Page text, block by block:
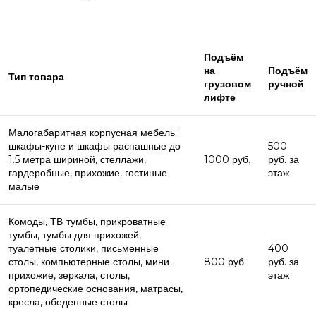
Тип товара
Подъём
на
грузовом
лифте
Подъём
ручной
Малогабаритная корпусная мебель:
шкафы-купе и шкафы распашные до
1.5 метра шириной, стеллажи,
гардеробные, прихожие, гостиные
малые
1000 руб.
500
руб. за
этаж
Комоды, ТВ-тумбы, прикроватные
тумбы, тумбы для прихожей,
туалетные столики, письменные
столы, компьютерные столы, мини-
прихожие, зеркала, столы,
ортопедические основания, матрасы,
кресла, обеденные столы
800 руб.
400
руб. за
этаж